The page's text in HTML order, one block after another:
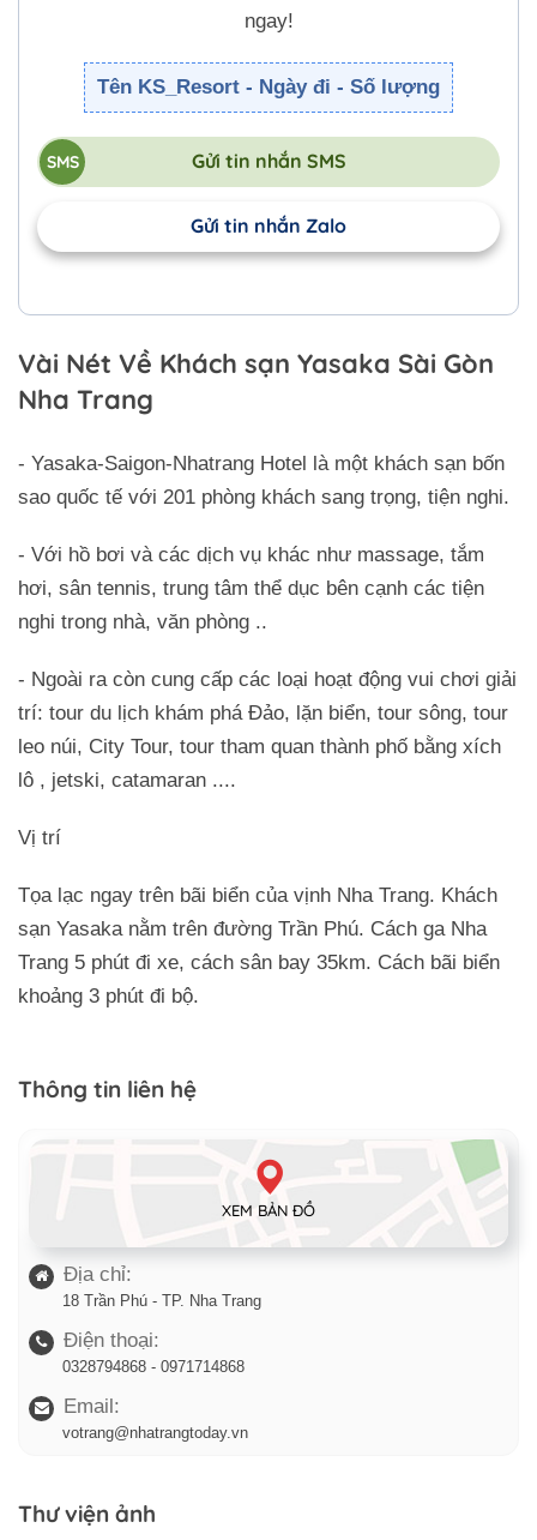
ngay!
Tên KS_Resort - Ngày đi - Số lượng
Gửi tin nhắn SMS
Gửi tin nhắn Zalo
Vài Nét Về Khách sạn Yasaka Sài Gòn
Nha Trang
- Yasaka-Saigon-Nhatrang Hotel là một khách sạn bốn
sao quốc tế với 201 phòng khách sang trọng, tiện nghi.
- Với hồ bơi và các dịch vụ khác như massage, tắm
hơi, sân tennis, trung tâm thể dục bên cạnh các tiện
nghi trong nhà, văn phòng ..
- Ngoài ra còn cung cấp các loại hoạt động vui chơi giải
trí: tour du lịch khám phá Đảo, lặn biển, tour sông, tour
leo núi, City Tour, tour tham quan thành phố bằng xích
lô , jetski, catamaran ....
Vị trí
Tọa lạc ngay trên bãi biển của vịnh Nha Trang. Khách
sạn Yasaka nằm trên đường Trần Phú. Cách ga Nha
Trang 5 phút đi xe, cách sân bay 35km. Cách bãi biển
khoảng 3 phút đi bộ.
Thông tin liên hệ
XEM BẢN ĐỒ
Địa chỉ:
18 Trần Phú - TP. Nha Trang
Điện thoại:
0328794868 - 0971714868
Email:
votrang@nhatrangtoday.vn
Thư viện ảnh